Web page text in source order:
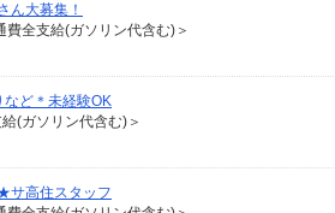
ん大募集！
全支給(ガソリン代含む)＞
ど＊未経験OK
(ガソリン代含む)＞
サ高住スタッフ